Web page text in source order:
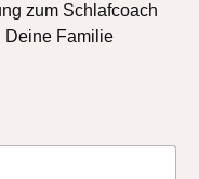
zum Schlafcoach
Deine Familie